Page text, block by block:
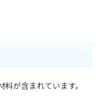
が含まれています。